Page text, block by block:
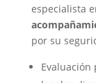
especialista
por su
Evaluación